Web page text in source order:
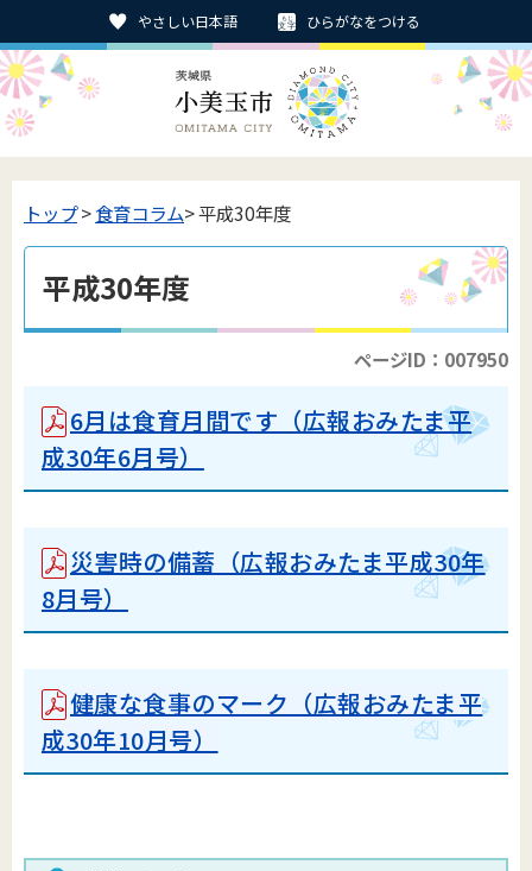
やさしい日本語 ひらがなをつける
トップ>食育コラム> 平成30年度
平成30年度
ページID：007950
6月は食育月間です（広報おみたま平
成30年6月号）
災害時の備蓄（広報おみたま平成30年
8月号）
健康な食事のマーク（広報おみたま平
成30年10月号）